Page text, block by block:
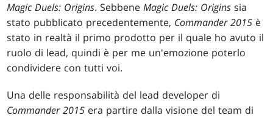
Magic Duels: Origins. SebbeneMagic Duels: Origins sia
stato pubblicato precedentemente, Commander 2015 è
stato in realtà il primo prodotto per il quale ho avuto il
ruolo di lead, quindi è per me un'emozione poterlo
condividere con tutti voi.
Una delle responsabilità del lead developer di
Commander 2015 era partire dalla visione del team di